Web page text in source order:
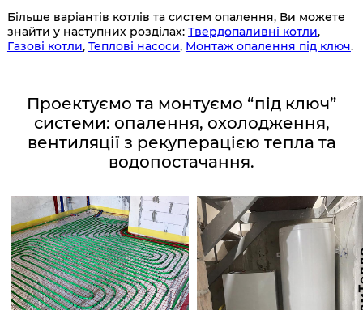
Більше варіантів котлів та систем опалення, Ви можете
знайти у наступних розділах: Твердопаливні котли,
Газові котли, Теплові насоси, Монтаж опалення під ключ.
Проектуємо та монтуємо “під ключ”
системи: опалення, охолодження,
вентиляції з рекуперацією тепла та
водопостачання.